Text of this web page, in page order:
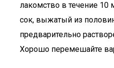
лакомство в течение 10
сок, выжатый из
предварительно
Хорошо перемешайте